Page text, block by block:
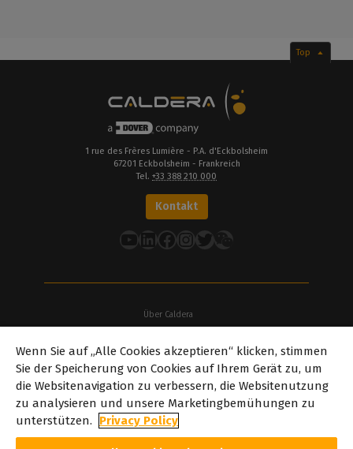
Top
1 rue des Frères Lumière - P.A. d'Eckbolsheim
67201 Eckbolsheim - Frankreich
Tel. +33 388 210 000
Kontakt
YouTube
LinkedIn
Facebook
Instagram
Twitter
Über Caldera
Über Dover
Karriere
Partner
caldera.com © 2026 – Alle Rechte vorbehalten. Alle auf dieser
Website genannten Marken, Logos und Markennamen sind Eigentum
ihrer jeweiligen Inhaber. Alle hier gezeigten Bilder und Fotos
Wenn Sie auf „Alle Cookies akzeptieren“ klicken, stimmen
Sie der Speicherung von Cookies auf Ihrem Gerät zu, um
die Websitenavigation zu verbessern, die Websitenutzung
zu analysieren und unsere Marketingbemühungen zu
unterstützen.
Privacy Policy